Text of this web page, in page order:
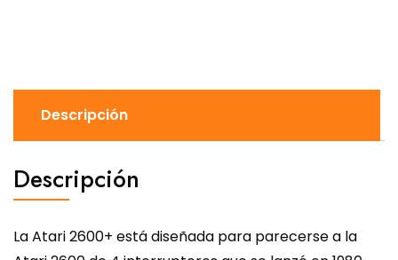
Descripción
Descripción
La Atari 2600+ está diseñada para parecerse a la